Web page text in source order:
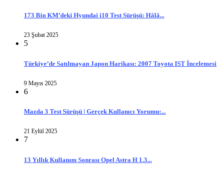
173 Bin KM’deki Hyundai i10 Test Sürüşü: Hâlâ...
23 Şubat 2025
5
Türkiye’de Satılmayan Japon Harikası: 2007 Toyota IST İncelemesi
9 Mayıs 2025
6
Mazda 3 Test Sürüşü | Gerçek Kullanıcı Yorumu:...
21 Eylül 2025
7
13 Yıllık Kullanım Sonrası Opel Astra H 1.3...